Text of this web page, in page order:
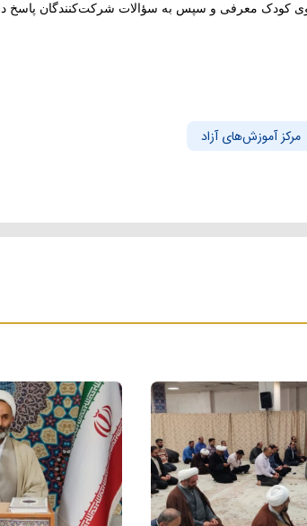
کودک معرفی و سپس به سؤالات شرکت‌کنندگان پاسخ
مرکز آموزش‌های آزاد